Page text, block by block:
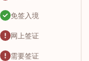
免签入境
网上签证
需要签证